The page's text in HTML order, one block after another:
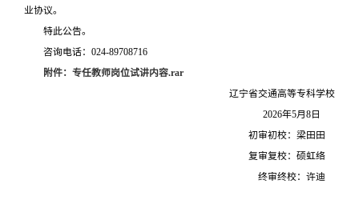
业协议。
特此公告。
咨询电话：024-89708716
附件：专任教师岗位试讲内容.rar
辽宁省交通高等专科学校
2026年5月8日
初审初校：梁田田
复审复校：硕虹络
终审终校：许迪